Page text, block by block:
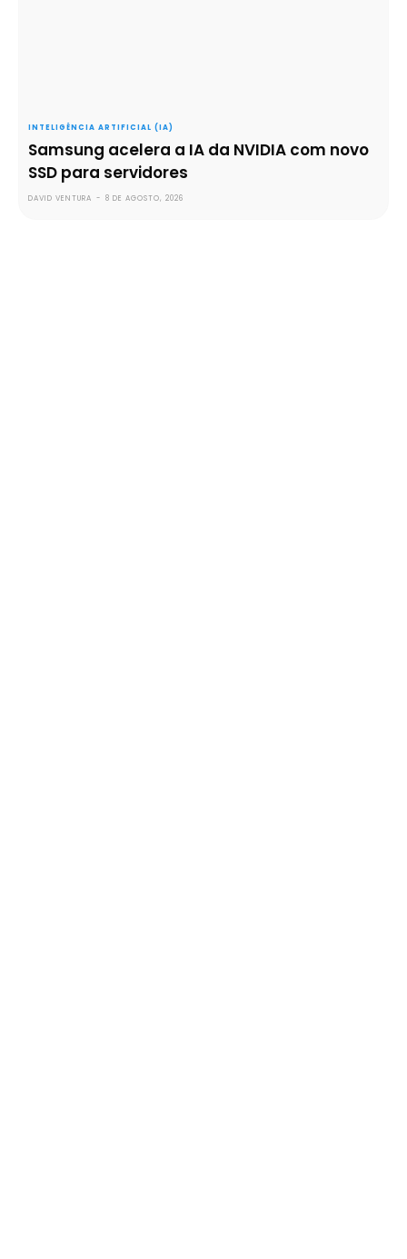
INTELIGÊNCIA ARTIFICIAL (IA)
Samsung acelera a IA da NVIDIA com novo
SSD para servidores
DAVID VENTURA - 8 DE AGOSTO, 2026